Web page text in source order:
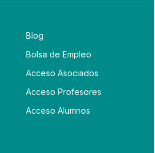
Blog
Bolsa de Empleo
Acceso Asociados
Acceso Profesores
Acceso Alumnos